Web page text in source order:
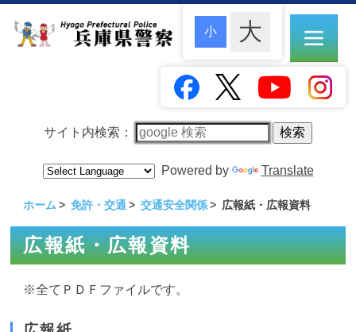
サイト内検索：
Powered by Translate
ホーム 免許・交通 交通安全関係 広報紙・広報資料
広報紙・広報資料
※全てＰＤＦファイルです。